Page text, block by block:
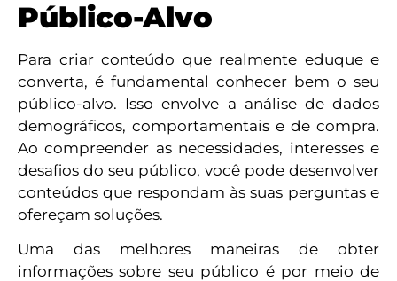
Público-Alvo
Para criar conteúdo que realmente eduque e
converta, é fundamental conhecer bem o seu
público-alvo. Isso envolve a análise de dados
demográficos, comportamentais e de compra.
Ao compreender as necessidades, interesses e
desafios do seu público, você pode desenvolver
conteúdos que respondam às suas perguntas e
ofereçam soluções.
Uma das melhores maneiras de obter
informações sobre seu público é por meio de